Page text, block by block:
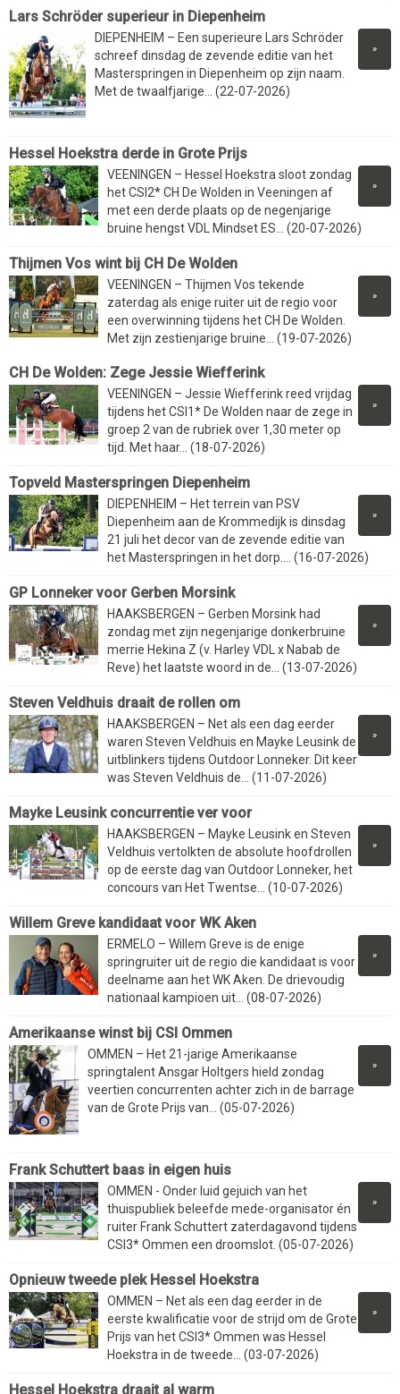
Lars Schröder superieur in Diepenheim
»
DIEPENHEIM – Een superieure Lars Schröder
schreef dinsdag de zevende editie van het
Masterspringen in Diepenheim op zijn naam.
Met de twaalfjarige... (22-07-2026)
Hessel Hoekstra derde in Grote Prijs
»
VEENINGEN – Hessel Hoekstra sloot zondag
het CSI2* CH De Wolden in Veeningen af
met een derde plaats op de negenjarige
bruine hengst VDL Mindset ES... (20-07-2026)
Thijmen Vos wint bij CH De Wolden
»
VEENINGEN – Thijmen Vos tekende
zaterdag als enige ruiter uit de regio voor
een overwinning tijdens het CH De Wolden.
Met zijn zestienjarige bruine... (19-07-2026)
CH De Wolden: Zege Jessie Wiefferink
»
VEENINGEN – Jessie Wiefferink reed vrijdag
tijdens het CSI1* De Wolden naar de zege in
groep 2 van de rubriek over 1,30 meter op
tijd. Met haar... (18-07-2026)
Topveld Masterspringen Diepenheim
»
DIEPENHEIM – Het terrein van PSV
Diepenheim aan de Krommedijk is dinsdag
21 juli het decor van de zevende editie van
het Masterspringen in het dorp.... (16-07-2026)
GP Lonneker voor Gerben Morsink
»
HAAKSBERGEN – Gerben Morsink had
zondag met zijn negenjarige donkerbruine
merrie Hekina Z (v. Harley VDL x Nabab de
Reve) het laatste woord in de... (13-07-2026)
Steven Veldhuis draait de rollen om
»
HAAKSBERGEN – Net als een dag eerder
waren Steven Veldhuis en Mayke Leusink de
uitblinkers tijdens Outdoor Lonneker. Dit keer
was Steven Veldhuis de... (11-07-2026)
Mayke Leusink concurrentie ver voor
»
HAAKSBERGEN – Mayke Leusink en Steven
Veldhuis vertolkten de absolute hoofdrollen
op de eerste dag van Outdoor Lonneker, het
concours van Het Twentse... (10-07-2026)
Willem Greve kandidaat voor WK Aken
»
ERMELO – Willem Greve is de enige
springruiter uit de regio die kandidaat is voor
deelname aan het WK Aken. De drievoudig
nationaal kampioen uit... (08-07-2026)
Amerikaanse winst bij CSI Ommen
»
OMMEN – Het 21-jarige Amerikaanse
springtalent Ansgar Holtgers hield zondag
veertien concurrenten achter zich in de barrage
van de Grote Prijs van... (05-07-2026)
Frank Schuttert baas in eigen huis
»
OMMEN - Onder luid gejuich van het
thuispubliek beleefde mede-organisator én
ruiter Frank Schuttert zaterdagavond tijdens
CSI3* Ommen een droomslot. (05-07-2026)
Opnieuw tweede plek Hessel Hoekstra
»
OMMEN – Net als een dag eerder in de
eerste kwalificatie voor de strijd om de Grote
Prijs van het CSI3* Ommen was Hessel
Hoekstra in de tweede... (03-07-2026)
Hessel Hoekstra draait al warm